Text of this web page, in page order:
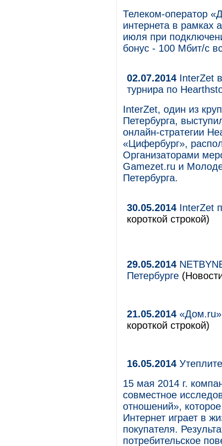
Телеком-оператор
интернета в рамках
июля при
бонус - 100 Мбит/с
02.07.2014 InterZet
турнира по
InterZet, один из
Петербурга,
онлайн-стратегии
«Цифербург»,
Организаторами
Gamezet.ru и
Петербурга.
30.05.2014 InterZet
короткой строкой)
29.05.2014
Петербурге
21.05.2014 «Дом.ru»
короткой строкой)
16.05.2014
15 мая 2014 г.
совместное
отношений»,
Интернет играет в
покупателя.
потребительское